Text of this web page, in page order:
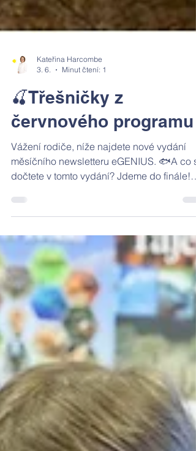
Kateřina Harcombe
Minut čtení: 1
🍒Třešničky z
červnového programu
měsíčního newsletteru eGENIUS. 🐟A co
dočtete v tomto vydání? ​Jdeme do finále!
Poslední měsíc tohoto školního roku právě
začal a my si ho pořádně užijeme. Školkové
děti navštíví například Vysočanské
Mirakulum. Studenti základní školy se
vypraví do Gutovky či Národního muzea.
Vytáhněte své kalendáře, slavnosti na
rozloučenou se školním rokem se blíží!